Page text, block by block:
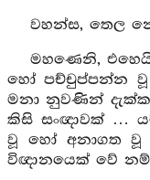
වහන්ස, තෙල
මහණෙනි,
හෝ පච්චුප්පන්න
මනා නුවණින්
කිසි සංඥාවක් …
වූ හෝ අනාගත
විඥානයෙක් වේ